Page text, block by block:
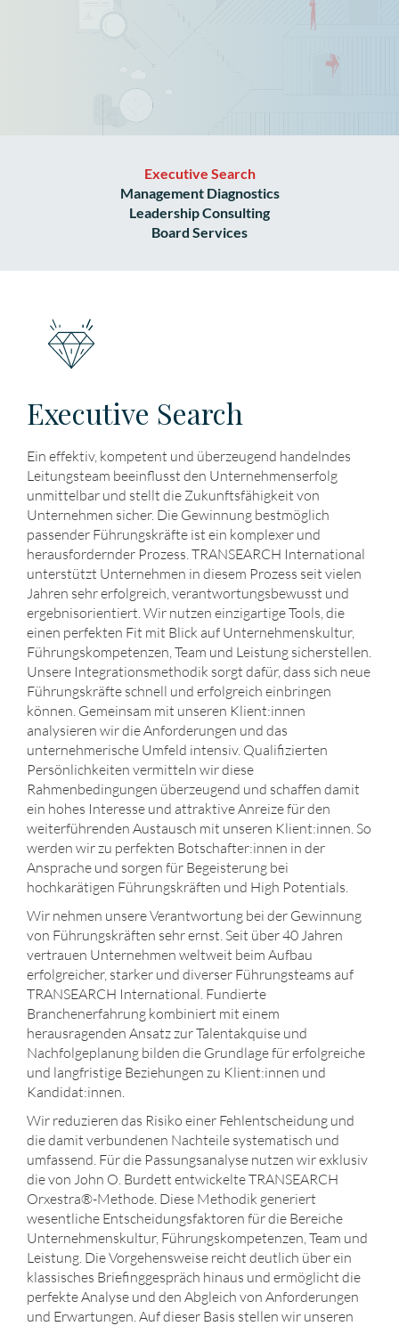
Executive Search
Management Diagnostics
Leadership Consulting
Board Services
Executive Search
Ein effektiv, kompetent und überzeugend handelndes
Leitungsteam beeinflusst den Unternehmenserfolg
unmittelbar und stellt die Zukunftsfähigkeit von
Unternehmen sicher. Die Gewinnung bestmöglich
passender Führungskräfte ist ein komplexer und
herausfordernder Prozess. TRANSEARCH International
unterstützt Unternehmen in diesem Prozess seit vielen
Jahren sehr erfolgreich, verantwortungsbewusst und
ergebnisorientiert. Wir nutzen einzigartige Tools, die
einen perfekten Fit mit Blick auf Unternehmenskultur,
Führungskompetenzen, Team und Leistung sicherstellen.
Unsere Integrationsmethodik sorgt dafür, dass sich neue
Führungskräfte schnell und erfolgreich einbringen
können. Gemeinsam mit unseren Klient:innen
analysieren wir die Anforderungen und das
unternehmerische Umfeld intensiv. Qualifizierten
Persönlichkeiten vermitteln wir diese
Rahmenbedingungen überzeugend und schaffen damit
ein hohes Interesse und attraktive Anreize für den
weiterführenden Austausch mit unseren Klient:innen. So
werden wir zu perfekten Botschafter:innen in der
Ansprache und sorgen für Begeisterung bei
hochkarätigen Führungskräften und High Potentials.
Wir nehmen unsere Verantwortung bei der Gewinnung
von Führungskräften sehr ernst. Seit über 40 Jahren
vertrauen Unternehmen weltweit beim Aufbau
erfolgreicher, starker und diverser Führungsteams auf
TRANSEARCH International. Fundierte
Branchenerfahrung kombiniert mit einem
herausragenden Ansatz zur Talentakquise und
Nachfolgeplanung bilden die Grundlage für erfolgreiche
und langfristige Beziehungen zu Klient:innen und
Kandidat:innen.
Wir reduzieren das Risiko einer Fehlentscheidung und
die damit verbundenen Nachteile systematisch und
umfassend. Für die Passungsanalyse nutzen wir exklusiv
die von John O. Burdett entwickelte TRANSEARCH
Orxestra®-Methode. Diese Methodik generiert
wesentliche Entscheidungsfaktoren für die Bereiche
Unternehmenskultur, Führungskompetenzen, Team und
Leistung. Die Vorgehensweise reicht deutlich über ein
klassisches Briefinggespräch hinaus und ermöglicht die
perfekte Analyse und den Abgleich von Anforderungen
und Erwartungen. Auf dieser Basis stellen wir unseren